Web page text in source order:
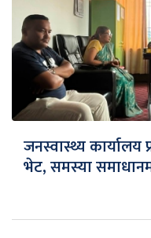
जनस्वास्थ्य
भेट, समस्या